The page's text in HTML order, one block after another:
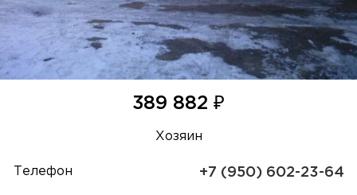
389 882 ₽
Хозяин
Телефон +7 (950) 602-23-64